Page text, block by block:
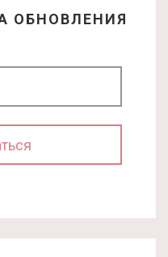
ОБНОВЛЕНИЯ